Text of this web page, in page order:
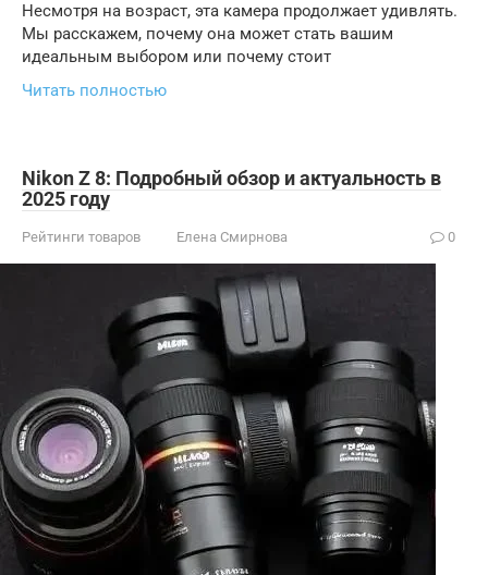
Несмотря на возраст, эта камера продолжает удивлять.
Мы расскажем, почему она может стать вашим
идеальным выбором или почему стоит
Читать полностью
Nikon Z 8: Подробный обзор и актуальность в
2025 году
Рейтинги товаров Елена Смирнова 0